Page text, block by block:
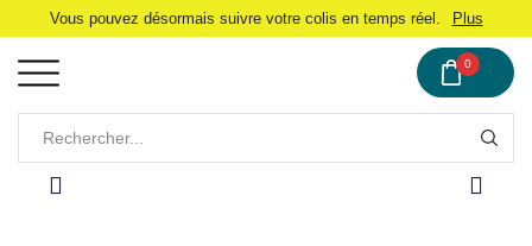
Vous pouvez désormais suivre votre colis en temps réel. Plus
0